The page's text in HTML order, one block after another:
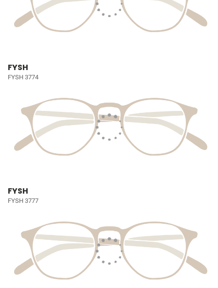
FYSH
FYSH 3774
FYSH
FYSH 3777